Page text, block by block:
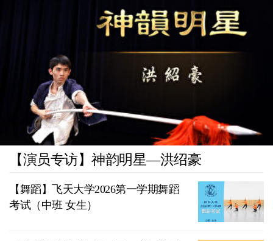
【演员专访】神韵明星—洪绍豪
【舞蹈】飞天大学2026第一学期舞蹈
考试（中班 女生）